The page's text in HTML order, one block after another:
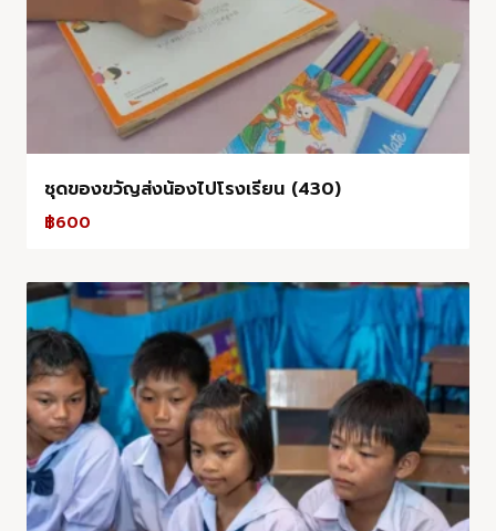
ชุดของขวัญส่งน้องไปโรงเรียน (430)
฿600